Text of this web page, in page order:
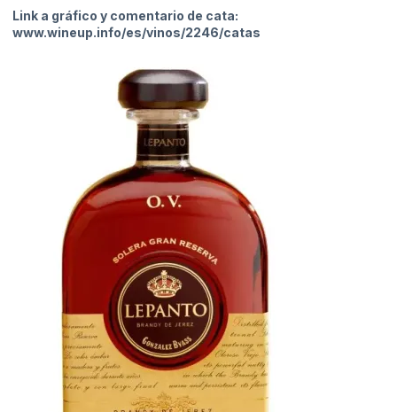
Link a gráfico y comentario de cata:
www.wineup.info/es/vinos/2246/catas